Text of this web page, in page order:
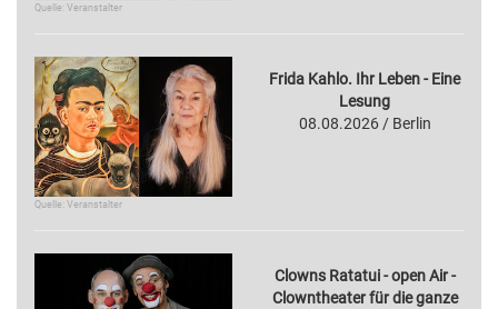
Quelle: Veranstalter
Quelle: Veranstalter
Frida Kahlo. Ihr Leben - Eine
Lesung
08.08.2026 / Berlin
Clowns Ratatui - open Air -
Clowntheater für die ganze